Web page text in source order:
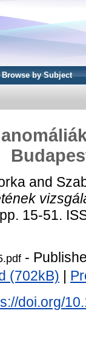
Browse by Subject
and
15-51.
-
(702kB)
doi.org/